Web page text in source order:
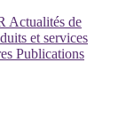
Actualités de
et services
Publications